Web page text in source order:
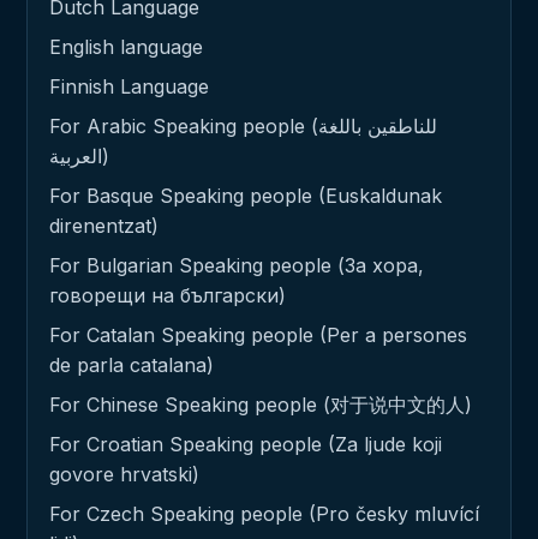
Dutch Language
English language
Finnish Language
For Arabic Speaking people (للناطقين باللغة
العربية)
For Basque Speaking people (Euskaldunak
direnentzat)
For Bulgarian Speaking people (За хора,
говорещи на български)
For Catalan Speaking people (Per a persones
de parla catalana)
For Chinese Speaking people (对于说中文的人)
For Croatian Speaking people (Za ljude koji
govore hrvatski)
For Czech Speaking people (Pro česky mluvící